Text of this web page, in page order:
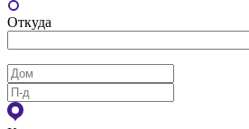
Откуда